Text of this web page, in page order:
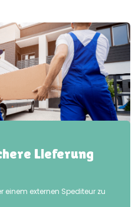
Lieferung
einem externen Spediteur zu